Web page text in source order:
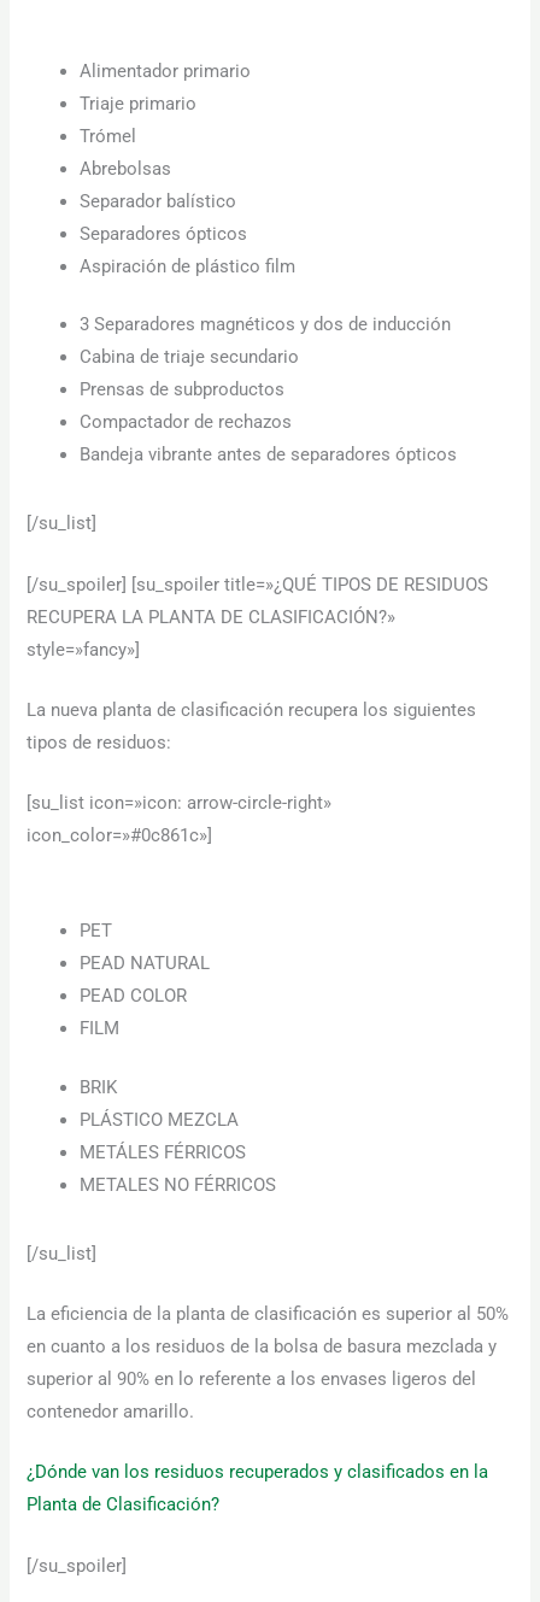
Alimentador primario
Triaje primario
Trómel
Abrebolsas
Separador balístico
Separadores ópticos
Aspiración de plástico film
3 Separadores magnéticos y dos de inducción
Cabina de triaje secundario
Prensas de subproductos
Compactador de rechazos
Bandeja vibrante antes de separadores ópticos
[/su_list]
[/su_spoiler] [su_spoiler title=»¿QUÉ TIPOS DE RESIDUOS
RECUPERA LA PLANTA DE CLASIFICACIÓN?»
style=»fancy»]
La nueva planta de clasificación recupera los siguientes
tipos de residuos:
[su_list icon=»icon: arrow-circle-right»
icon_color=»#0c861c»]
PET
PEAD NATURAL
PEAD COLOR
FILM
BRIK
PLÁSTICO MEZCLA
METÁLES FÉRRICOS
METALES NO FÉRRICOS
[/su_list]
La eficiencia de la planta de clasificación es superior al 50%
en cuanto a los residuos de la bolsa de basura mezclada y
superior al 90% en lo referente a los envases ligeros del
contenedor amarillo.
¿Dónde van los residuos recuperados y clasificados en la
Planta de Clasificación?
[/su_spoiler]